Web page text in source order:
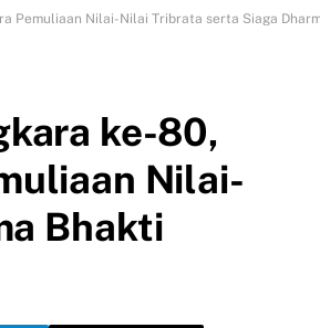
Pemuliaan Nilai-Nilai Tribrata serta Siaga
ke-80,
Nilai-
Bhakti